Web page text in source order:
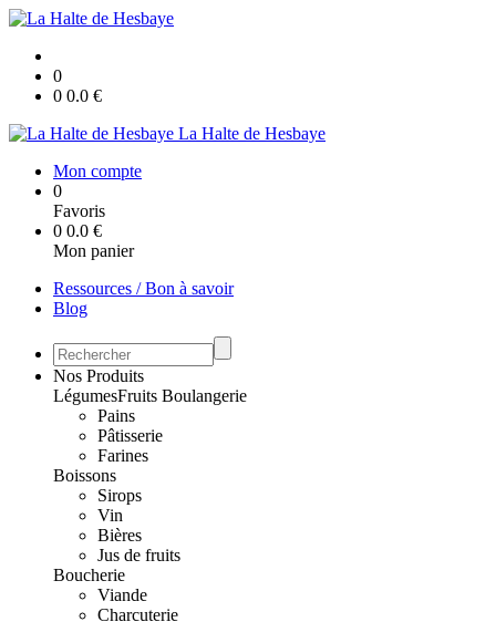
0
0 0.0 €
La Halte de Hesbaye
Mon compte
0
Favoris
0 0.0 €
Mon panier
Ressources / Bon à savoir
Blog
Nos Produits
LégumesFruits Boulangerie
Pains
Pâtisserie
Farines
Boissons
Sirops
Vin
Bières
Jus de fruits
Boucherie
Viande
Charcuterie